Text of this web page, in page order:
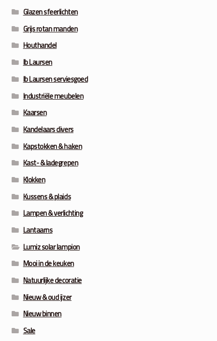
Glazen sfeerlichten
Grijs rotan manden
Houthandel
Ib Laursen
Ib Laursen serviesgoed
Industriële meubelen
Kaarsen
Kandelaars divers
Kapstokken & haken
Kast- & ladegrepen
Klokken
Kussens & plaids
Lampen & verlichting
Lantaarns
Lumiz solar lampion
Mooi in de keuken
Natuurlijke decoratie
Nieuw & oud ijzer
Nieuw binnen
Sale